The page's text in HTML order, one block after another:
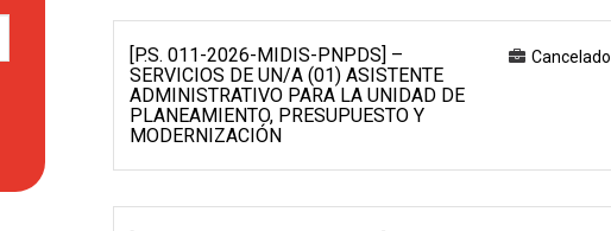
[P.S. 011-2026-MIDIS-PNPDS] –
SERVICIOS DE UN/A (01) ASISTENTE
ADMINISTRATIVO PARA LA UNIDAD DE
PLANEAMIENTO, PRESUPUESTO Y
MODERNIZACIÓN
Cancelado